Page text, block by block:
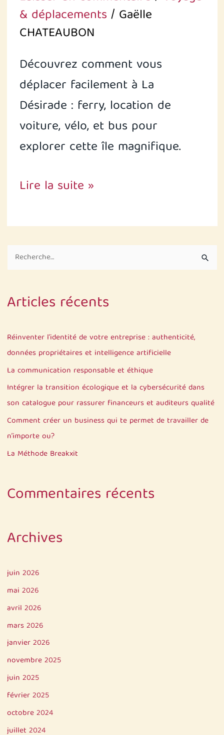
e
h
r
c
h
e
r
Articles récents
Réinventer l’identité de votre entreprise : authenticité,
données propriétaires et intelligence artificielle
La communication responsable et éthique
Intégrer la transition écologique et la cybersécurité dans
son catalogue pour rassurer financeurs et auditeurs qualité
Comment créer un business qui te permet de travailler de
n’importe ou?
La Méthode Breakxit
Commentaires récents
Archives
juin 2026
mai 2026
avril 2026
mars 2026
janvier 2026
novembre 2025
juin 2025
février 2025
octobre 2024
juillet 2024
& déplacements / Gaëlle
CHATEAUBON
Découvrez comment vous
déplacer facilement à La
Désirade : ferry, location de
voiture, vélo, et bus pour
explorer cette île magnifique.
Lire la suite »